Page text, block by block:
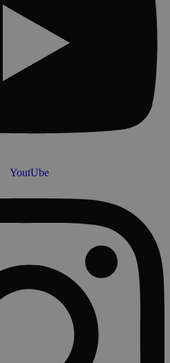
YoutUbe